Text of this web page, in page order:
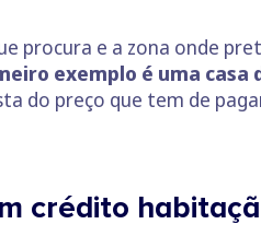
procura e a zona onde
exemplo é uma casa
do preço que tem de
crédito